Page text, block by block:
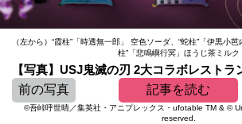
（左から）“霞柱”「時透無一郎」 空色ソーダ、“蛇柱”「伊黒小
柱”「悲鳴嶼行冥」ほうじ茶ミルク
【写真】USJ鬼滅の刃 2大コラボレストラ
前の写真
記事を読む
©吾峠呼世晴／集英社・アニプレックス・ufotable TM & ©
reserved.